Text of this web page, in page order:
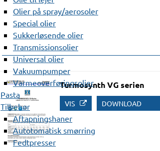
Olier på spray/aerosoler
Special olier
Sukkerløsende olier
Transmissionsolier
Universal olier
Vakuumpumper
Varmeoverføringsolier
Pasta
Tilbehør
Aftapningshaner
Autotomatisk smørring
Fedtpresser
Turmosynth VG serien
VIS DOWNLOAD